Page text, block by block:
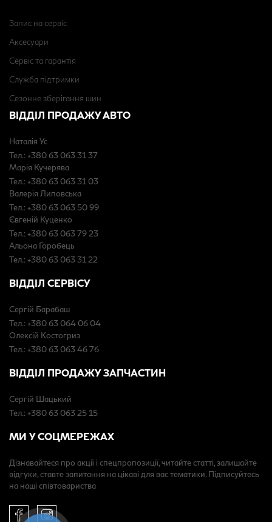
Запис на сервіс
Аксесуари
Сервіс та гарантія
Служба підтримки
Сезонне зберігання шин
ВІДДІЛ ПРОДАЖУ АВТО
Наталія Ус
Тел.: +380 63 063 31 37
Марія Кучерява
Тел.: +380 63 063 31 03
Валерія Липовська
Тел.: +380 63 063 50 99
Євгеній Куценко
Тел.: +380 63 063 79 23
Альона Горобець
Тел.: +380 63 063 31 22
ВІДДІЛ СЕРВІСУ
Сергій Барабаш
Тел.: +380 63 064 06 04
Олексій Костогриз
Тел.: +380 63 063 46 76
ВІДДІЛ ПРОДАЖУ ЗАПЧАСТИН
Сергій Шацький
Тел.: +380 63 063 25 15
МИ У СОЦМЕРЕЖАХ
Дізнавайтеся про акції і спецпропозиції, читайте статті, залишайте
відгуки, ставте запитання на цікаві для вас тематики. Підписуйтесь
на наші співтовариства